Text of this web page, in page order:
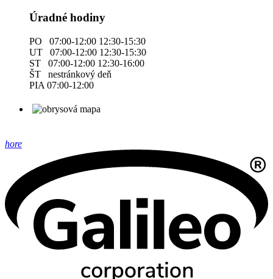
Úradné hodiny
PO 07:00-12:00 12:30-15:30
UT 07:00-12:00 12:30-15:30
ST 07:00-12:00 12:30-16:00
ŠT nestránkový deň
PIA 07:00-12:00
hore